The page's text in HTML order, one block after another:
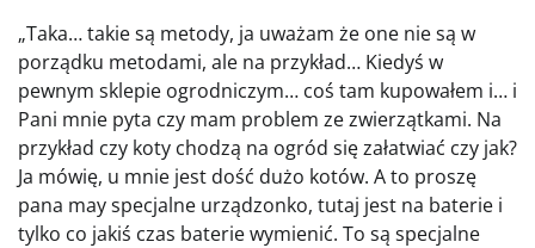
„Taka… takie są metody, ja uważam że one nie są w
porządku metodami, ale na przykład… Kiedyś w
pewnym sklepie ogrodniczym… coś tam kupowałem i… i
Pani mnie pyta czy mam problem ze zwierzątkami. Na
przykład czy koty chodzą na ogród się załatwiać czy jak?
Ja mówię, u mnie jest dość dużo kotów. A to proszę
pana may specjalne urządzonko, tutaj jest na baterie i
tylko co jakiś czas baterie wymienić. To są specjalne